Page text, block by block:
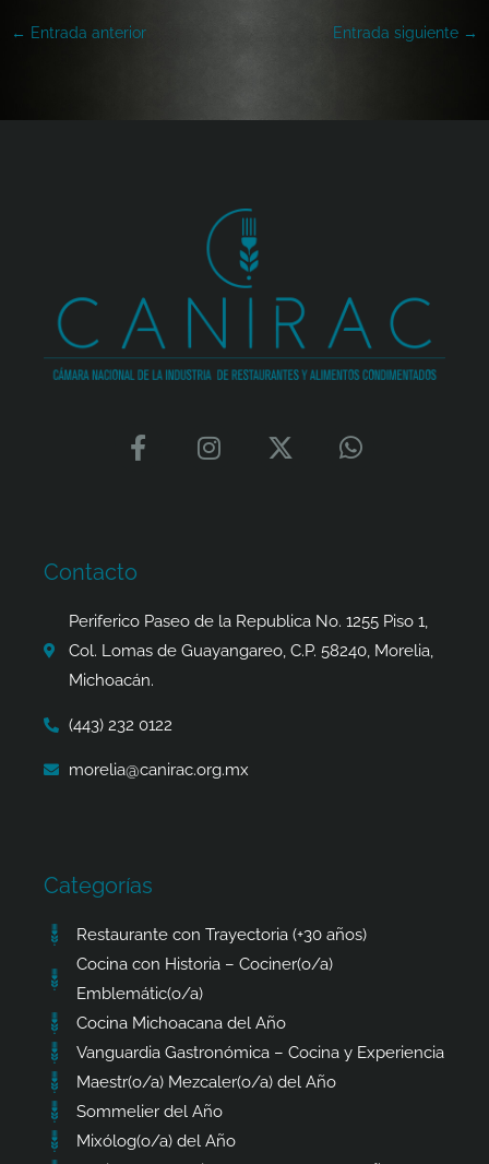
← Entrada anterior Entrada siguiente →
F
a
o
k
-
f
I
n
a
m
X
-
e
r
W
h
p
Contacto
Periferico Paseo de la Republica No. 1255 Piso 1,
Col. Lomas de Guayangareo, C.P. 58240, Morelia,
Michoacán.
(443) 232 0122
morelia@canirac.org.mx
Categorías
Restaurante con Trayectoria (+30 años)
Cocina con Historia – Cociner(o/a)
Emblemátic(o/a)
Cocina Michoacana del Año
Vanguardia Gastronómica – Cocina y Experiencia
Maestr(o/a) Mezcaler(o/a) del Año
Sommelier del Año
Mixólog(o/a) del Año